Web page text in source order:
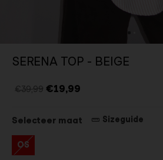
SERENA TOP - BEIGE
€39,99 €19,99
Selecteer maat Sizeguide
OS